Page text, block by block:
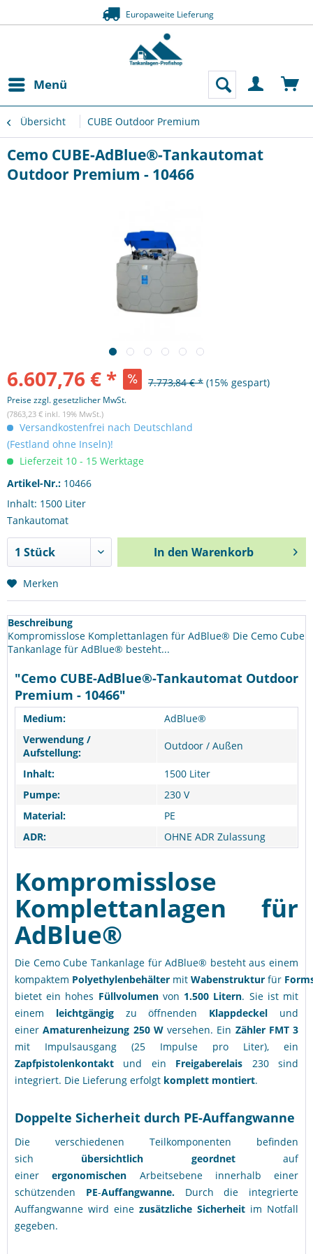
Europaweite Lieferung
Menü
Übersicht CUBE Outdoor Premium
Cemo CUBE-AdBlue®-Tankautomat
Outdoor Premium - 10466
6.607,76 € * 7.773,84 € * (15% gespart)
Preise zzgl. gesetzlicher MwSt.
(7863,23 € inkl. 19% MwSt.)
Versandkostenfrei nach Deutschland
(Festland ohne Inseln)!
Lieferzeit 10 - 15 Werktage
Artikel-Nr.: 10466
Inhalt: 1500 Liter
Tankautomat
In den Warenkorb
Merken
Beschreibung
Kompromisslose Komplettanlagen für AdBlue® Die Cemo Cube
Tankanlage für AdBlue® besteht...
"Cemo CUBE-AdBlue®-Tankautomat Outdoor
Premium - 10466"
Medium:
AdBlue®
Verwendung /
Aufstellung:
Outdoor / Außen
Inhalt:
1500 Liter
Pumpe:
230 V
Material:
PE
ADR:
OHNE ADR Zulassung
Kompromisslose
Komplettanlagen für
AdBlue®
Die Cemo Cube Tankanlage für AdBlue® besteht aus einem
kompaktem Polyethylenbehälter mit Wabenstruktur für
bietet ein hohes Füllvolumenvon 1.500 Litern. Sie ist mit
einem leichtgängigzu öffnenden Klappdeckel und
einer Amaturenheizung 250 Wversehen. Ein Zähler FMT 3
mit Impulsausgang (25 Impulse pro Liter), ein
Zapfpistolenkontakt und ein Freigaberelais 230
sind
integriert. Die Lieferung erfolgt komplett montiert.
Doppelte Sicherheit durch PE-Auffangwanne
Die verschiedenen Teilkomponenten befinden
sich übersichtlich geordnetauf
einerergonomischen Arbeitsebene innerhalb einer
schützenden PE-Auffangwanne.Durch die integrierte
Auffangwanne wird eine zusätzliche Sicherheit im Notfall
gegeben.